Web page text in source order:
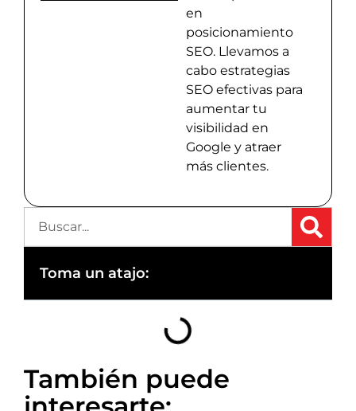
en
posicionamiento
SEO. Llevamos a
cabo estrategias
SEO efectivas para
aumentar tu
visibilidad en
Google y atraer
más clientes.
Toma un atajo:
También puede